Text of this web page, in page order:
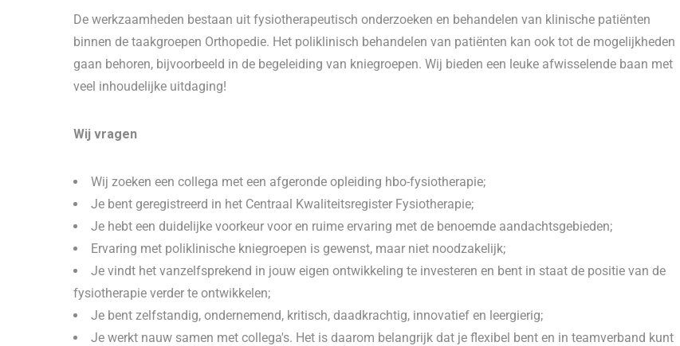
De werkzaamheden bestaan uit fysiotherapeutisch onderzoeken en behandelen van klinische patiënten
binnen de taakgroepen Orthopedie. Het poliklinisch behandelen van patiënten kan ook tot de mogelijkheden
gaan behoren, bijvoorbeeld in de begeleiding van kniegroepen. Wij bieden een leuke afwisselende baan met
veel inhoudelijke uitdaging!
Wij vragen
Wij zoeken een collega met een afgeronde opleiding hbo-fysiotherapie;
Je bent geregistreerd in het Centraal Kwaliteitsregister Fysiotherapie;
Je hebt een duidelijke voorkeur voor en ruime ervaring met de benoemde aandachtsgebieden;
Ervaring met poliklinische kniegroepen is gewenst, maar niet noodzakelijk;
Je vindt het vanzelfsprekend in jouw eigen ontwikkeling te investeren en bent in staat de positie van de
fysiotherapie verder te ontwikkelen;
Je bent zelfstandig, ondernemend, kritisch, daadkrachtig, innovatief en leergierig;
Je werkt nauw samen met collega's. Het is daarom belangrijk dat je flexibel bent en in teamverband kunt